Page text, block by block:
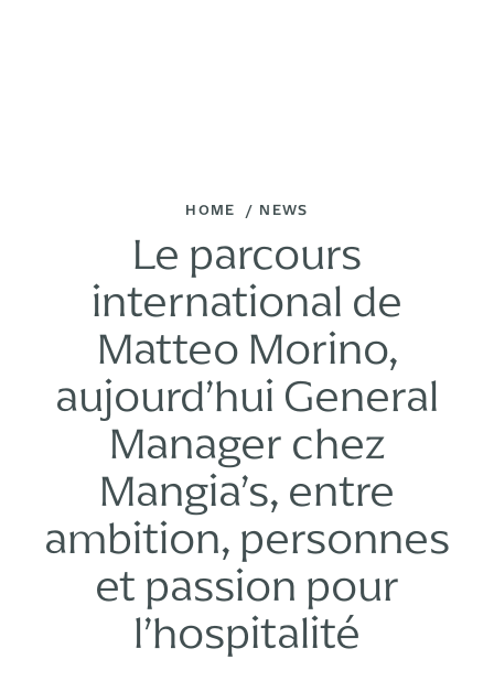
HOME NEWS
Le parcours
international de
Matteo Morino,
aujourd’hui General
Manager chez
Mangia’s, entre
ambition, personnes
et passion pour
l’hospitalité